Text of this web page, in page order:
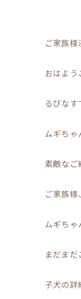
ご家族
おはよ
るぴなす
ムギちゃ
素敵な
ご家族様
ムギちゃ
まだまだ
子犬の詳